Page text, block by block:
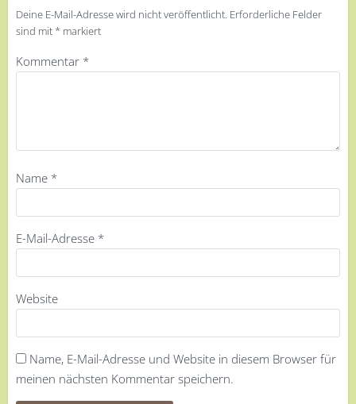
Deine E-Mail-Adresse wird nicht veröffentlicht. Erforderliche Felder
sind mit * markiert
Kommentar *
Name *
E-Mail-Adresse *
Website
Name, E-Mail-Adresse und Website in diesem Browser für
meinen nächsten Kommentar speichern.